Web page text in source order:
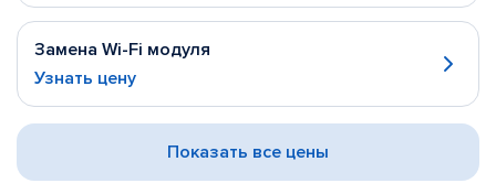
Замена Wi-Fi модуля
Узнать цену
Показать все цены